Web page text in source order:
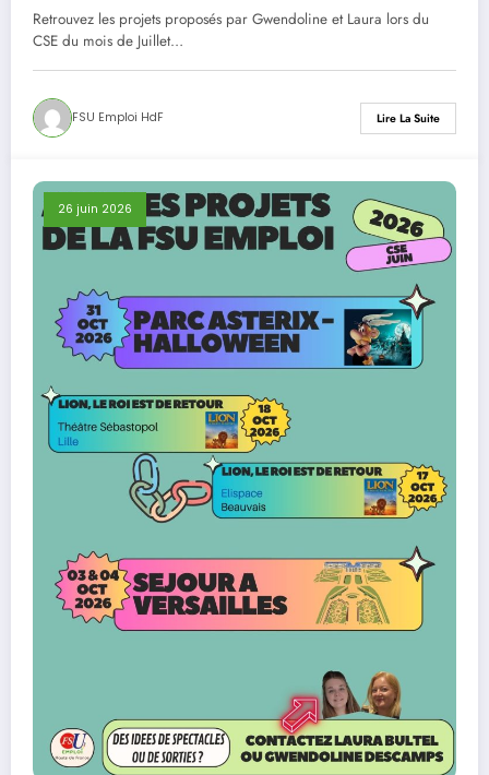
Retrouvez les projets proposés par Gwendoline et Laura lors du
CSE du mois de Juillet…
FSU Emploi HdF Lire La Suite
26 juin 2026